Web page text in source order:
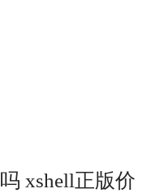
xshell正版价